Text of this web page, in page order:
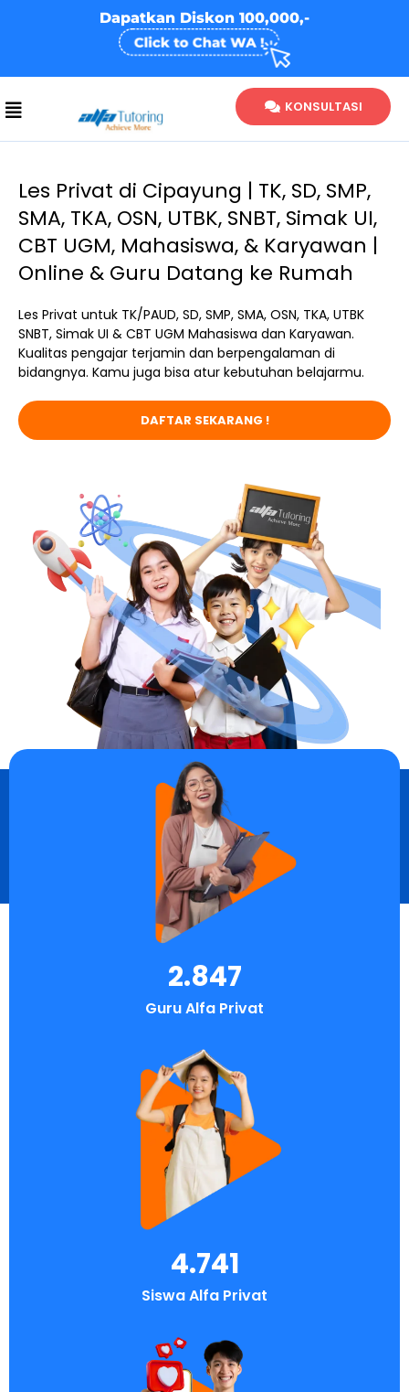
Dapatkan Diskon 100,000,-
KONSULTASI
Les Privat di Cipayung | TK, SD, SMP,
SMA, TKA, OSN, UTBK, SNBT, Simak UI,
CBT UGM, Mahasiswa, & Karyawan |
Online & Guru Datang ke Rumah
Les Privat untuk TK/PAUD, SD, SMP, SMA, OSN, TKA, UTBK
SNBT, Simak UI & CBT UGM Mahasiswa dan Karyawan.
Kualitas pengajar terjamin dan berpengalaman di
bidangnya. Kamu juga bisa atur kebutuhan belajarmu.
DAFTAR SEKARANG !
Guru Alfa Privat
2.847
Siswa Alfa Privat
4.741